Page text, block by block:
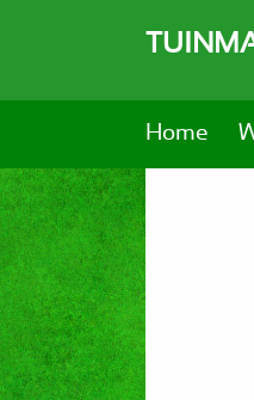
Home